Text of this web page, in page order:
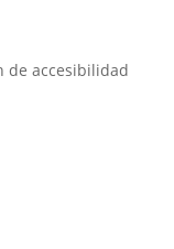
de accesibilidad